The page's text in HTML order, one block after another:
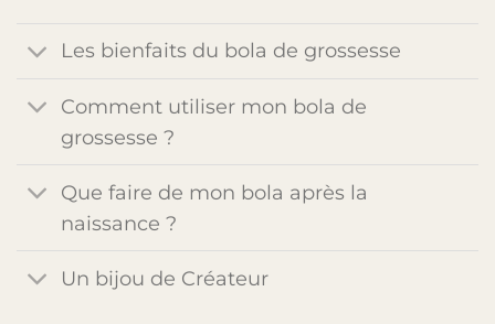
Les bienfaits du bola de grossesse
Comment utiliser mon bola de
grossesse ?
Que faire de mon bola après la
naissance ?
Un bijou de Créateur